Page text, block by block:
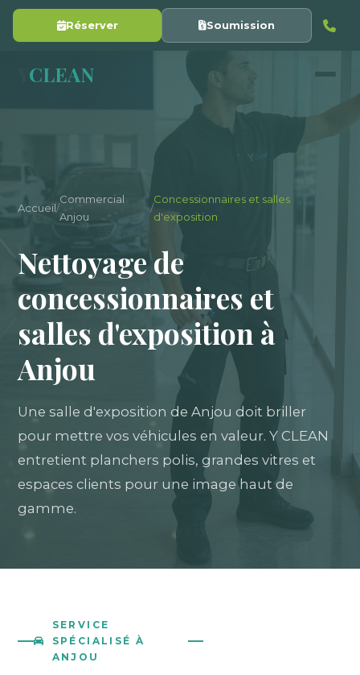
Réserver Soumission
CLEAN
Accueil/
Commercial
Anjou
/
Concessionnaires et salles
d'exposition
Nettoyage de
concessionnaires et
salles d'exposition à
Anjou
Une salle d'exposition de Anjou doit briller
pour mettre vos véhicules en valeur. Y CLEAN
entretient planchers polis, grandes vitres et
espaces clients pour une image haut de
gamme.
SERVICE
SPÉCIALISÉ À
ANJOU